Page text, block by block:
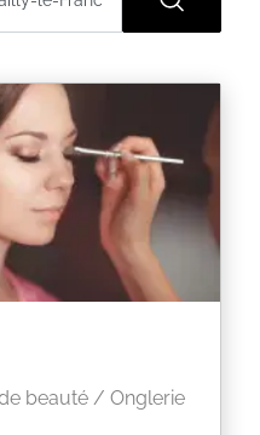
beauté / Onglerie